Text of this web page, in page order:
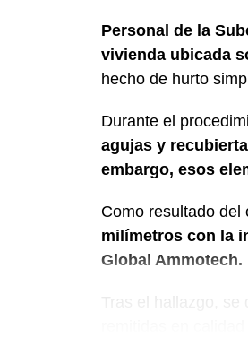
Personal de la
vivienda ubicada
hecho de hurto
Durante el
agujas y
embargo, esos
Como resultado del
milímetros con la
Global Ammotech.